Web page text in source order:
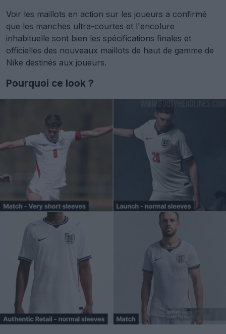
Voir les maillots en action sur les joueurs a confirmé
que les manches ultra-courtes et l'encolure
inhabituelle sont bien les spécifications finales et
officielles des nouveaux maillots de haut de gamme de
Nike destinés aux joueurs.
Pourquoi ce look ?